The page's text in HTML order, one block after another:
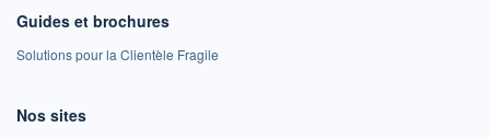
Guides et brochures
Solutions pour la Clientèle Fragile
Nos sites